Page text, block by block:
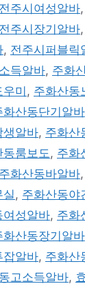
전주시여성알바,
전주시장기알바,
, 전주시퍼블릭
득알바, 주화
미 , 주화산동
화산동단기알바
생알바, 주화산
동룸보도 , 주화
주화산동바알바,
, 주화산동야
여성알바, 주화
화산동장기알바
잡알바, 주화산
고소득알바,